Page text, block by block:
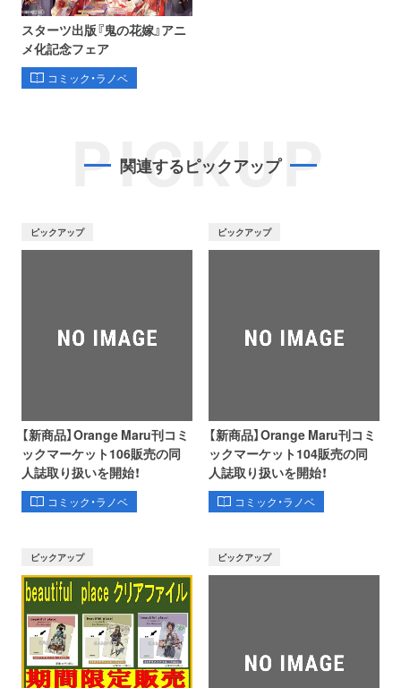
スターツ出版『鬼の花嫁』アニ
メ化記念フェア
コミック・ラノベ
PICKUP
関連するピックアップ
ピックアップ
【新商品】Orange Maru刊コミ
ックマーケット106販売の同
人誌取り扱いを開始！
コミック・ラノベ
ピックアップ
【新商品】Orange Maru刊コミ
ックマーケット104販売の同
人誌取り扱いを開始！
コミック・ラノベ
ピックアップ ピックアップ